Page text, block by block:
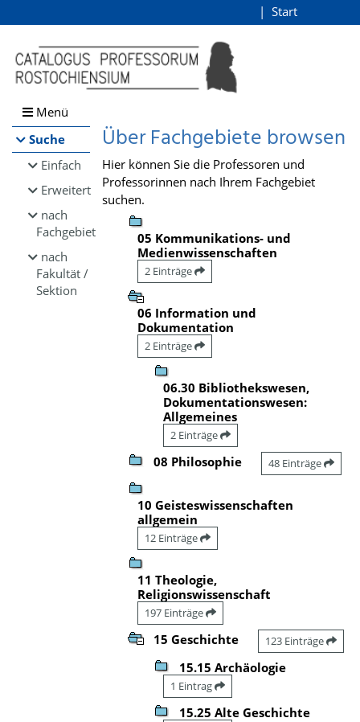
Browsen
direkt zum Inhalt
Start
Menü
Suche
Einfach
Erweitert
nach
Fachgebiet
nach
Fakultät /
Sektion
Über Fachgebiete browsen
Hier können Sie die Professoren und
Professorinnen nach Ihrem Fachgebiet
suchen.
05 Kommunikations- und
Medienwissenschaften
2 Einträge
06 Information und
Dokumentation
2 Einträge
06.30 Bibliothekswesen,
Dokumentationswesen:
Allgemeines
2 Einträge
08 Philosophie 48 Einträge
10 Geisteswissenschaften
allgemein
12 Einträge
11 Theologie,
Religionswissenschaft
197 Einträge
15 Geschichte 123 Einträge
15.15 Archäologie
1 Eintrag
15.25 Alte Geschichte